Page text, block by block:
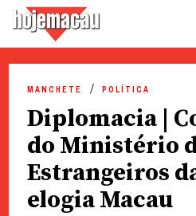
content
MANCHETE POLÍTICA
Diplomacia |
do Ministério
Estrangeiros
elogia Macau